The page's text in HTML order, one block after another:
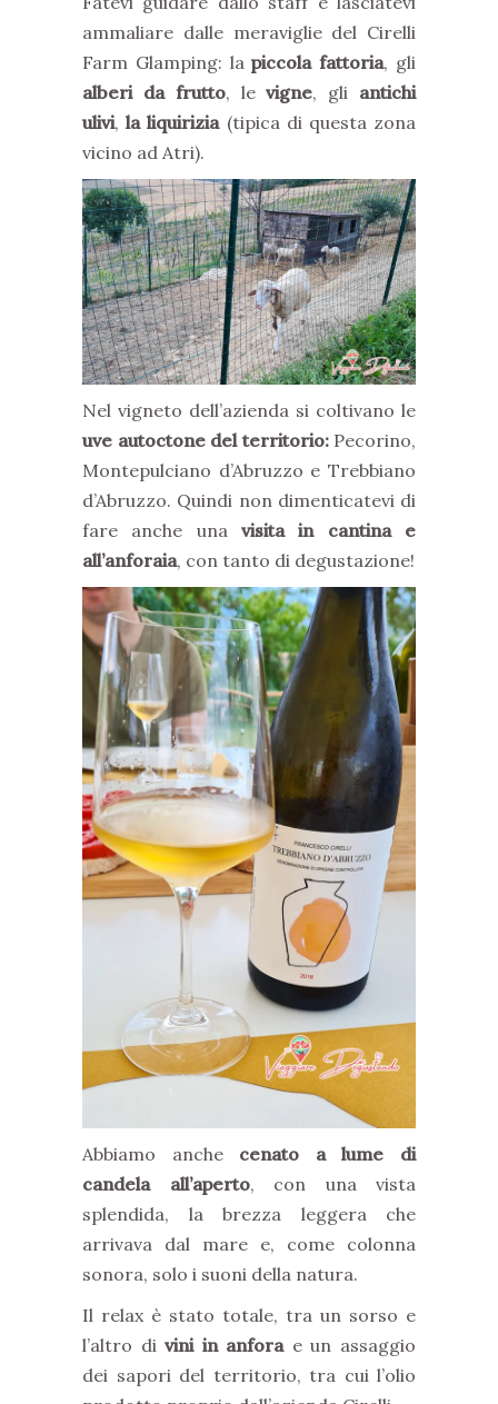
ammaliare dalle meraviglie del Cirelli
Farm Glamping: lapiccola fattoria, gli
alberi da frutto, levigne, gli antichi
ulivi,la liquirizia(tipica di questa zona
vicino ad Atri).
Nel vigneto dell’azienda si coltivano le
uve autoctone del territorio:Pecorino,
Montepulciano d’Abruzzo e Trebbiano
d’Abruzzo. Quindi non dimenticatevi di
fare anche una visita in cantina e
all’anforaia, con tanto di degustazione!
Abbiamo anche cenato a lume di
candela all’aperto, con una vista
splendida, la brezza leggera che
arrivava dal mare e, come colonna
sonora, solo i suoni della natura.
Il relax è stato totale, tra un sorso e
l’altro divini in anforae un assaggio
dei sapori del territorio, tra cui l’olio